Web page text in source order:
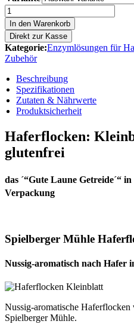
Haferflocken
quantity
In den Warenkorb
Direkt zur Kasse
Kategorie:Enzymlösungen für
Zubehör
Beschreibung
Spezifikationen
Zutaten & Nährwerte
Produktsicherheit
Haferflocken:
glutenfrei
das ´“Gute Laune Getreide´“
Verpackung
Spielberger Mühle
Nussig-aromatisch nach Hafer
Nussig-aromatische Haferflocken
Spielberger Mühle.